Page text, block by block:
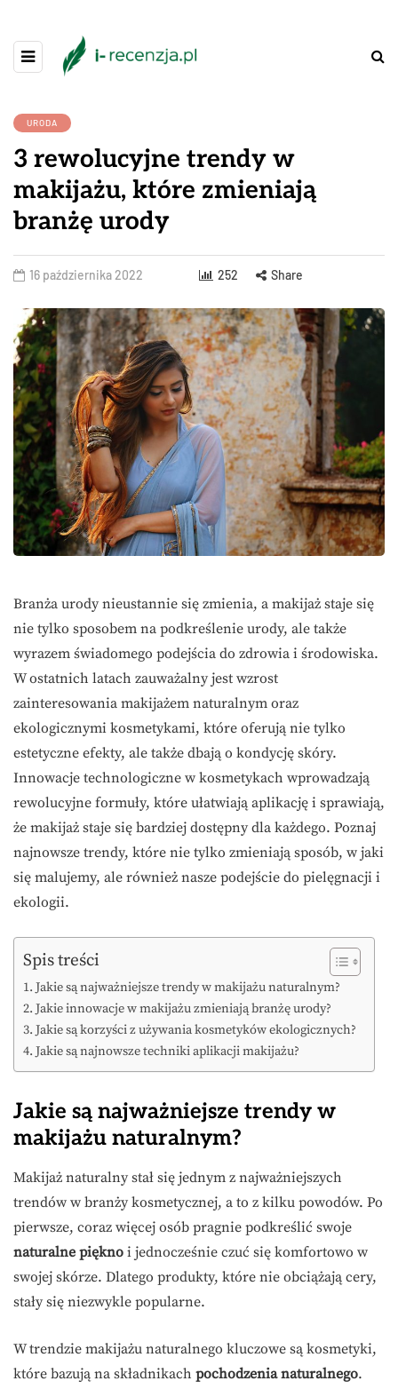
URODA
3 rewolucyjne trendy w
makijażu, które zmieniają
branżę urody
16 października 2022 252 Share
Branża urody nieustannie się zmienia, a makijaż staje się
nie tylko sposobem na podkreślenie urody, ale także
wyrazem świadomego podejścia do zdrowia i środowiska.
W ostatnich latach zauważalny jest wzrost
zainteresowania makijażem naturalnym oraz
ekologicznymi kosmetykami, które oferują nie tylko
estetyczne efekty, ale także dbają o kondycję skóry.
Innowacje technologiczne w kosmetykach wprowadzają
rewolucyjne formuły, które ułatwiają aplikację i sprawiają,
że makijaż staje się bardziej dostępny dla każdego. Poznaj
najnowsze trendy, które nie tylko zmieniają sposób, w jaki
się malujemy, ale również nasze podejście do pielęgnacji i
ekologii.
Spis treści
Jakie są najważniejsze trendy w makijażu naturalnym?
Jakie innowacje w makijażu zmieniają branżę urody?
Jakie są korzyści z używania kosmetyków ekologicznych?
Jakie są najnowsze techniki aplikacji makijażu?
Jakie są najważniejsze trendy w
makijażu naturalnym?
Makijaż naturalny stał się jednym z najważniejszych
trendów w branży kosmetycznej, a to z kilku powodów. Po
pierwsze, coraz więcej osób pragnie podkreślić swoje
naturalne piękno i jednocześnie czuć się komfortowo w
swojej skórze. Dlatego produkty, które nie obciążają cery,
stały się niezwykle popularne.
W trendzie makijażu naturalnego kluczowe są kosmetyki,
które bazują na składnikach pochodzenia naturalnego.